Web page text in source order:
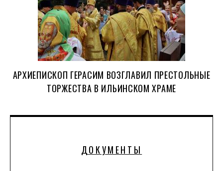
ДОКУМЕНТЫ
АРХИЕПИСКОП ГЕРАСИМ ВОЗГЛАВИЛ ПРЕСТОЛЬНЫЕ
ТОРЖЕСТВА В ИЛЬИНСКОМ ХРАМЕ